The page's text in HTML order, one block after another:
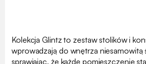
Kolekcja Glintz to zestaw stolików i
wprowadzają do wnętrza niesamowitą
sprawiając, że każde pomieszczenie